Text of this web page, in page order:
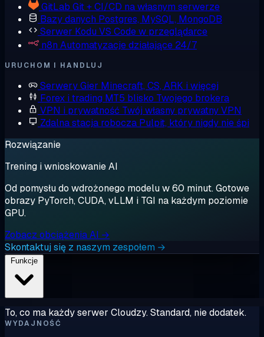
GitLab Git + CI/CD na własnym serwerze
Bazy danych Postgres, MySQL, MongoDB
Serwer Kodu VS Code w przeglądarce
n8n Automatyzacje działające 24/7
URUCHOM I HANDLUJ
Serwery Gier Minecraft, CS, ARK i więcej
Forex i trading MT5 blisko Twojego brokera
VPN i prywatność Twój własny prywatny VPN
Zdalna stacja robocza Pulpit, który nigdy nie śpi
Rozwiązanie
Trening i wnioskowanie AI
Od pomysłu do wdrożonego modelu w 60 minut. Gotowe
obrazy PyTorch, CUDA, vLLM i TGI na każdym poziomie
GPU.
Zobacz obciążenia AI →
Skontaktuj się z naszym zespołem →
To, co ma każdy serwer Cloudzy. Standard, nie dodatek.
WYDAJNOŚĆ